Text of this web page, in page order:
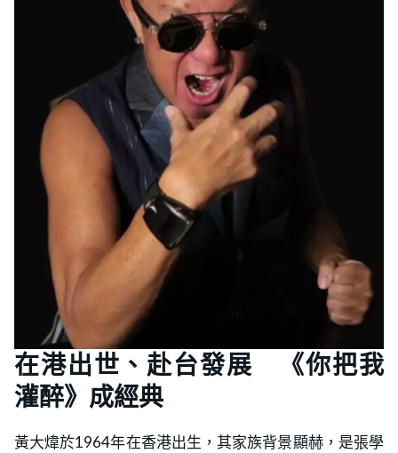
在港出世、赴台發展 《你把我
灌醉》成經典
黃大煒於1964年在香港出生，其家族背景顯赫，是張學